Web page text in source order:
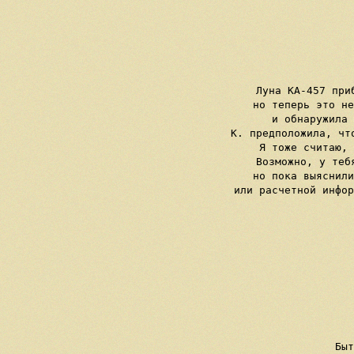
Луна КА-457
но теперь это
и
К. предположила,
Я тоже считаю,
Возможно, у
но пока
или расчетной